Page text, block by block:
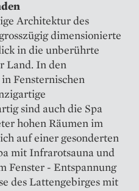
Architektur des
dimensionierte
in die unberührte
Land. In den
Fensternischen
sind auch die Spa
hohen Räumen im
auf einer gesonderten
mit Infrarotsauna und
Fenster - Entspannung
des Lattengebirges mit